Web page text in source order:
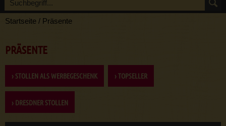
Startseite / Präsente
PRÄSENTE
› STOLLEN ALS WERBEGESCHENK › TOPSELLER
› DRESDNER STOLLEN